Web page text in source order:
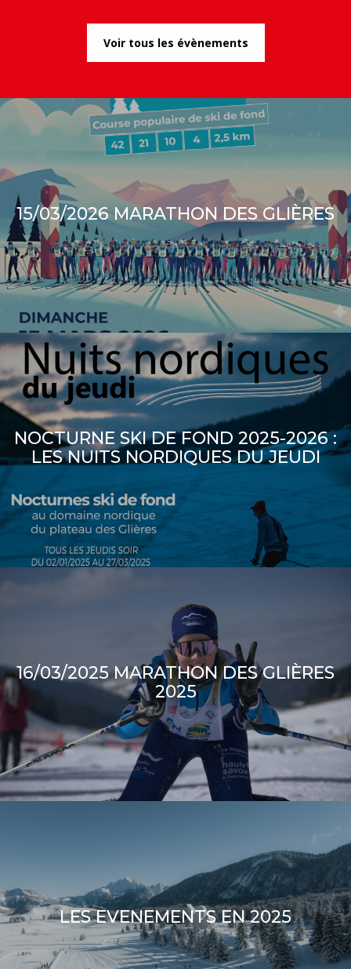
Voir tous les évènements
15/03/2026 MARATHON DES GLIÈRES
NOCTURNE SKI DE FOND 2025-2026 :
LES NUITS NORDIQUES DU JEUDI
16/03/2025 MARATHON DES GLIÈRES
2025
LES EVENEMENTS EN 2025